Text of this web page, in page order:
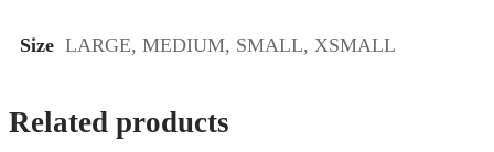
Size LARGE, MEDIUM, SMALL, XSMALL
Related products